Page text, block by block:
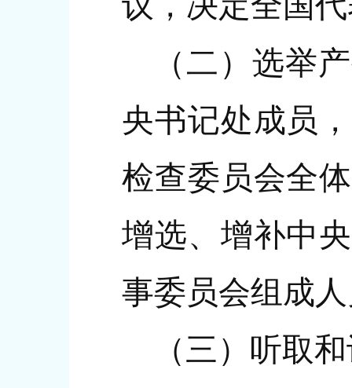
（二）选举
央书记处成员
检查委员会全
增选、增补中
事委员会组成
（三）听取